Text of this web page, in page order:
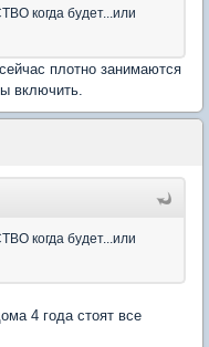
когда будет...или
плотно занимаются
включить.
когда будет...или
4 года стоят все